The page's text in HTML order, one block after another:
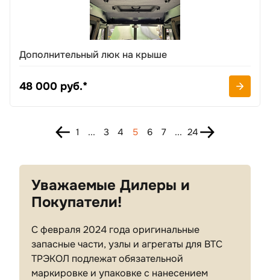
Дополнительный люк на крыше
48 000 руб.*
1 ... 3 4 5 6 7 ... 24
Уважаемые Дилеры и
Покупатели!
С февраля 2024 года оригинальные
запасные части, узлы и агрегаты для ВТС
ТРЭКОЛ подлежат обязательной
маркировке и упаковке с нанесением